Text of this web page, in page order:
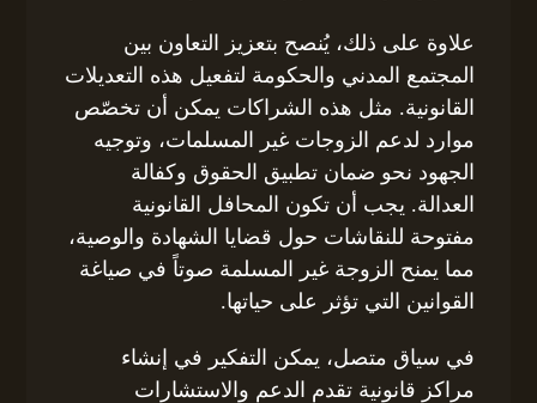
علاوة على ذلك، يُنصح بتعزيز التعاون بين
المجتمع المدني والحكومة لتفعيل هذه التعديلات
القانونية. مثل هذه الشراكات يمكن أن تخصّص
موارد لدعم الزوجات غير المسلمات، وتوجيه
الجهود نحو ضمان تطبيق الحقوق وكفالة
العدالة. يجب أن تكون المحافل القانونية
مفتوحة للنقاشات حول قضايا الشهادة والوصية،
مما يمنح الزوجة غير المسلمة صوتاً في صياغة
القوانين التي تؤثر على حياتها.
في سياق متصل، يمكن التفكير في إنشاء
مراكز قانونية تقدم الدعم والاستشارات